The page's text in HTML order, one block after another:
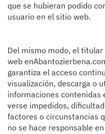
que se hubieran podido
usuario en el sitio web.
Del mismo modo, el
web
garantiza el acceso
visualización, descarga o
informaciones contenidas
verse impedidos,
factores o circunstancias
no se hace responsable